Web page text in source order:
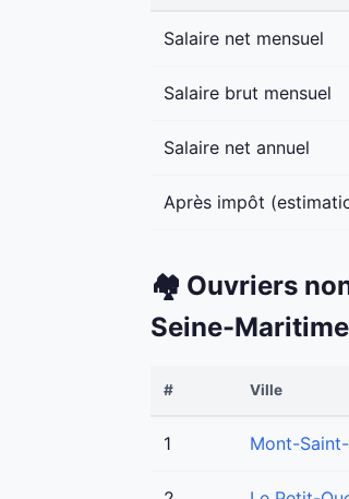
Salaire net mensuel
Salaire brut mensuel
Salaire net annuel
Après impôt
🏘️ Ouvriers
Seine-Maritime
# Ville
1 Mont-